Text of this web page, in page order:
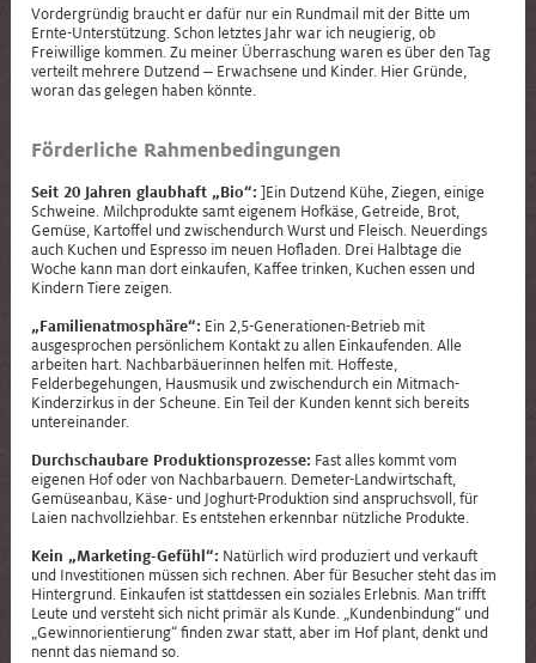
Vordergründig braucht er dafür nur ein Rundmail mit der Bitte um
Ernte-Unterstützung. Schon letztes Jahr war ich neugierig, ob
Freiwillige kommen. Zu meiner Überraschung waren es über den Tag
verteilt mehrere Dutzend ‒ Erwachsene und Kinder. Hier Gründe,
woran das gelegen haben könnte.
Förderliche Rahmenbedingungen
Seit 20 Jahren glaubhaft „Bio“: ]Ein Dutzend Kühe, Ziegen, einige
Schweine. Milchprodukte samt eigenem Hofkäse, Getreide, Brot,
Gemüse, Kartoffel und zwischendurch Wurst und Fleisch. Neuerdings
auch Kuchen und Espresso im neuen Hofladen. Drei Halbtage die
Woche kann man dort einkaufen, Kaffee trinken, Kuchen essen und
Kindern Tiere zeigen.
„Familienatmosphäre“: Ein 2,5-Generationen-Betrieb mit
ausgesprochen persönlichem Kontakt zu allen Einkaufenden. Alle
arbeiten hart. Nachbarbäuerinnen helfen mit. Hoffeste,
Felderbegehungen, Hausmusik und zwischendurch ein Mitmach-
Kinderzirkus in der Scheune. Ein Teil der Kunden kennt sich bereits
untereinander.
Durchschaubare Produktionsprozesse: Fast alles kommt vom
eigenen Hof oder von Nachbarbauern. Demeter-Landwirtschaft,
Gemüseanbau, Käse- und Joghurt-Produktion sind anspruchsvoll, für
Laien nachvollziehbar. Es entstehen erkennbar nützliche Produkte.
Kein „Marketing-Gefühl“: Natürlich wird produziert und verkauft
und Investitionen müssen sich rechnen. Aber für Besucher steht das im
Hintergrund. Einkaufen ist stattdessen ein soziales Erlebnis. Man trifft
Leute und versteht sich nicht primär als Kunde. „Kundenbindung“ und
„Gewinnorientierung“ finden zwar statt, aber im Hof plant, denkt und
nennt das niemand so.